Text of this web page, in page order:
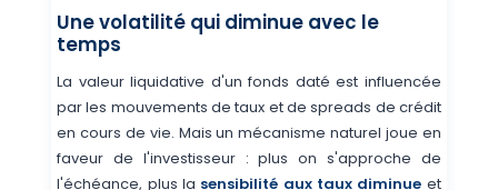
Une volatilité qui diminue avec le
temps
La valeur liquidative d'un fonds daté est influencée
par les mouvements de taux et de spreads de crédit
en cours de vie. Mais un mécanisme naturel joue en
faveur de l'investisseur : plus on s'approche de
l'échéance, plus la sensibilité aux taux diminue et